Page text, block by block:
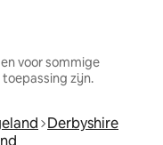
voor sommige
zijn.
Derbyshire